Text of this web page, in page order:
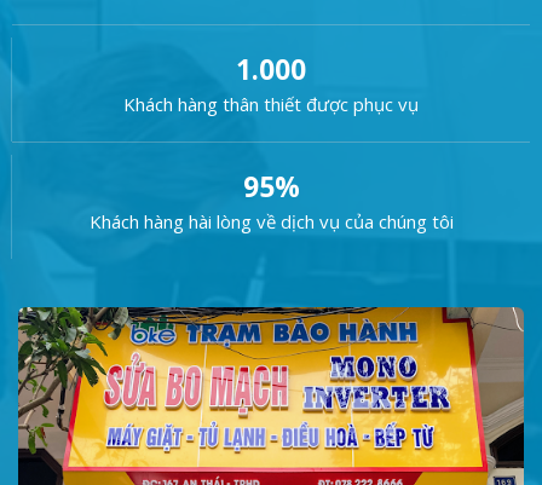
1.000
Khách hàng thân thiết được phục vụ
95%
Khách hàng hài lòng về dịch vụ của chúng tôi